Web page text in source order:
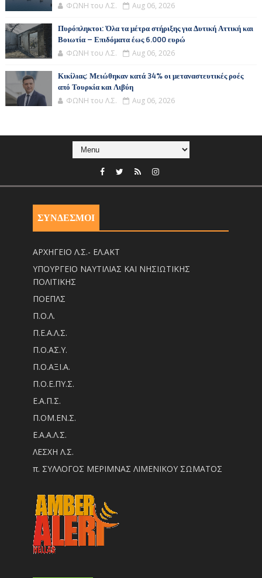
ΦΩΝΗ του Λ.Σ. Aug 06, 2026
Πυρόπληκτοι: Όλα τα μέτρα στήριξης για Δυτική Αττική και
Βοιωτία – Επιδόματα έως 6.000 ευρώ
ΦΩΝΗ του Λ.Σ. Aug 06, 2026
Κικίλιας: Μειώθηκαν κατά 34% οι μεταναστευτικές ροές
από Τουρκία και Λιβύη
ΦΩΝΗ του Λ.Σ. Aug 06, 2026
ΣΥΝΔΕΣΜΟΙ
ΑΡΧΗΓΕΙΟ Λ.Σ.- ΕΛ.ΑΚΤ
ΥΠΟΥΡΓΕΙΟ ΝΑΥΤΙΛΙΑΣ ΚΑΙ ΝΗΣΙΩΤΙΚΗΣ
ΠΟΛΙΤΙΚΗΣ
ΠΟΕΠΛΣ
Π.Ο.Λ.
Π.Ε.Α.Λ.Σ.
Π.Ο.ΑΣ.Υ.
Π.Ο.ΑΞΙ.Α.
Π.Ο.Ε.ΠΥ.Σ.
Ε.Α.Π.Σ.
Π.ΟM.EN.Σ.
Ε.Α.Α.Λ.Σ.
ΛΕΣΧΗ Λ.Σ.
π. ΣΥΛΛΟΓΟΣ ΜΕΡΙΜΝΑΣ ΛΙΜΕΝΙΚΟΥ ΣΩΜΑΤΟΣ